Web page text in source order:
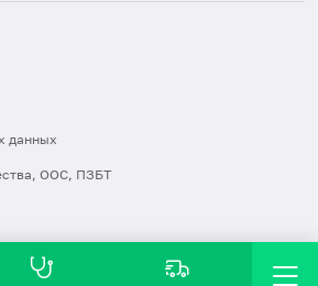
данных
ООС, ПЗБТ